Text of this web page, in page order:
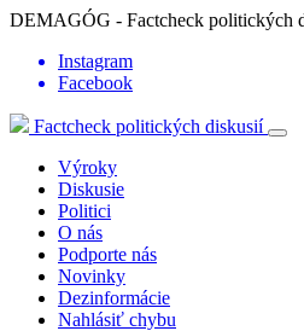
DEMAGÓG - Factcheck politických
Instagram
Facebook
Factcheck politických diskusií
Výroky
Diskusie
Politici
O nás
Podporte nás
Novinky
Dezinformácie
Nahlásiť chybu